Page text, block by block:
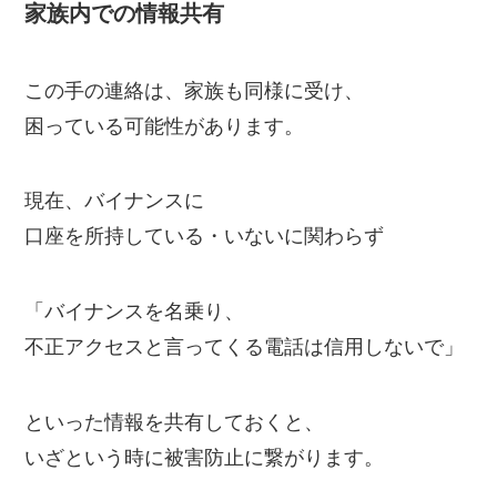
家族内での情報共有
この手の連絡は、家族も同様に受け、
困っている可能性があります。
現在、バイナンスに
口座を所持している・いないに関わらず
「バイナンスを名乗り、
不正アクセスと言ってくる電話は信用しないで」
といった情報を共有しておくと、
いざという時に被害防止に繋がります。